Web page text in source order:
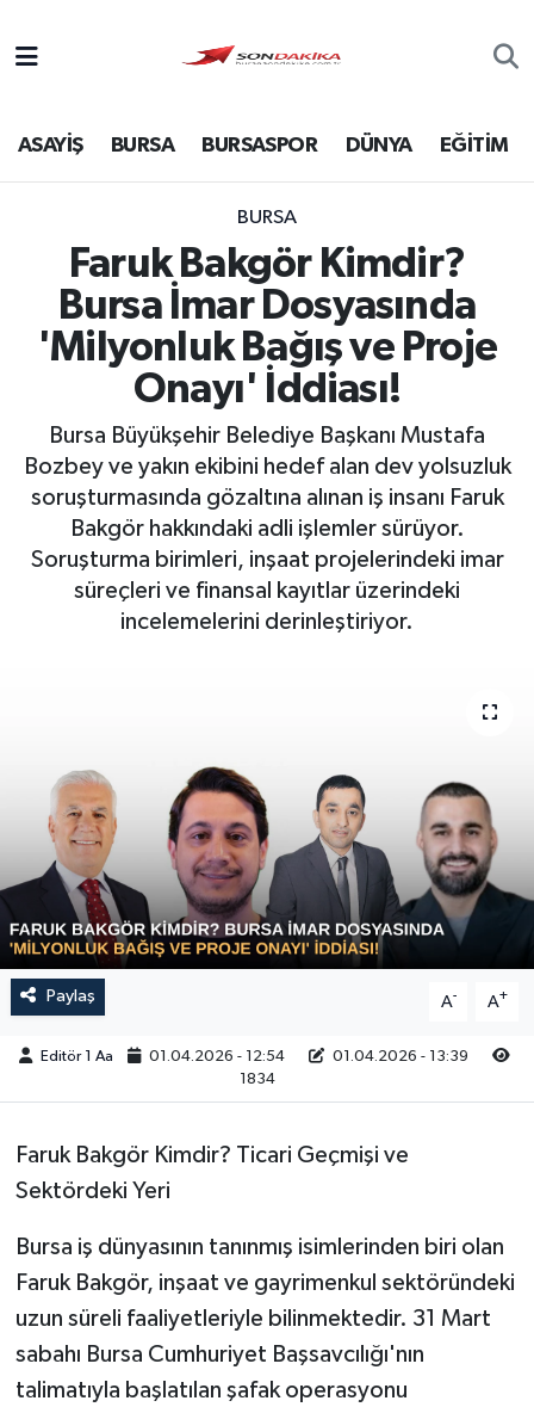
ASAYİŞ BURSA BURSASPOR DÜNYA EĞİTİM
BURSA
Faruk Bakgör Kimdir?
Bursa İmar Dosyasında
'Milyonluk Bağış ve Proje
Onayı' İddiası!
Bursa Büyükşehir Belediye Başkanı Mustafa
Bozbey ve yakın ekibini hedef alan dev yolsuzluk
soruşturmasında gözaltına alınan iş insanı Faruk
Bakgör hakkındaki adli işlemler sürüyor.
Soruşturma birimleri, inşaat projelerindeki imar
süreçleri ve finansal kayıtlar üzerindeki
incelemelerini derinleştiriyor.
Paylaş A- A+
Editör 1 Aa 01.04.2026 - 12:54
01.04.2026 - 13:39
1834
Faruk Bakgör Kimdir? Ticari Geçmişi ve
Sektördeki Yeri
Bursa iş dünyasının tanınmış isimlerinden biri olan
Faruk Bakgör, inşaat ve gayrimenkul sektöründeki
uzun süreli faaliyetleriyle bilinmektedir. 31 Mart
sabahı Bursa Cumhuriyet Başsavcılığı'nın
talimatıyla başlatılan şafak operasyonu
Bursa
Ekonomi
Foto Galeri
Gündem
Magazin
Sağlık
Video Galeri